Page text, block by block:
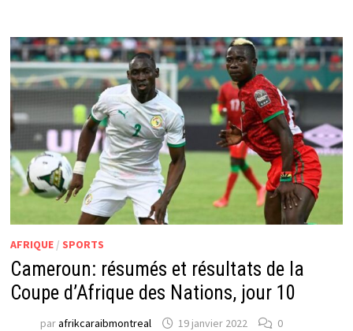
AFRIQUE/ SPORTS
Cameroun: résumés et résultats de la
Coupe d’Afrique des Nations, jour 10
parafrikcaraibmontreal 19 janvier 2022 0